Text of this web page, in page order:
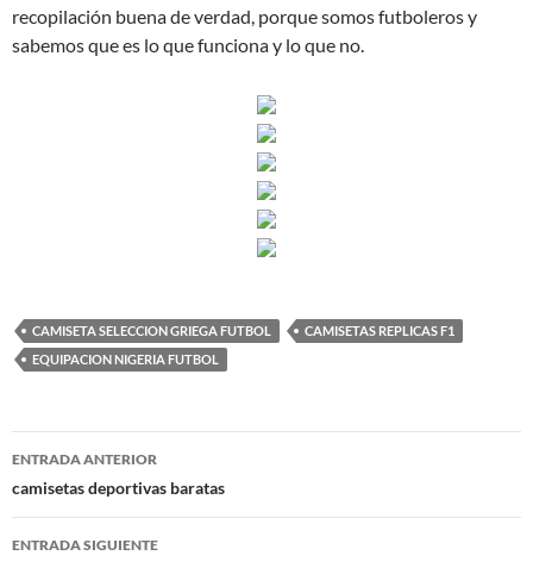
recopilación buena de verdad, porque somos futboleros y
sabemos que es lo que funciona y lo que no.
CAMISETA SELECCION GRIEGA FUTBOL
CAMISETAS REPLICAS F1
EQUIPACION NIGERIA FUTBOL
Navegación
de
entradas
ENTRADA ANTERIOR
camisetas deportivas baratas
ENTRADA SIGUIENTE